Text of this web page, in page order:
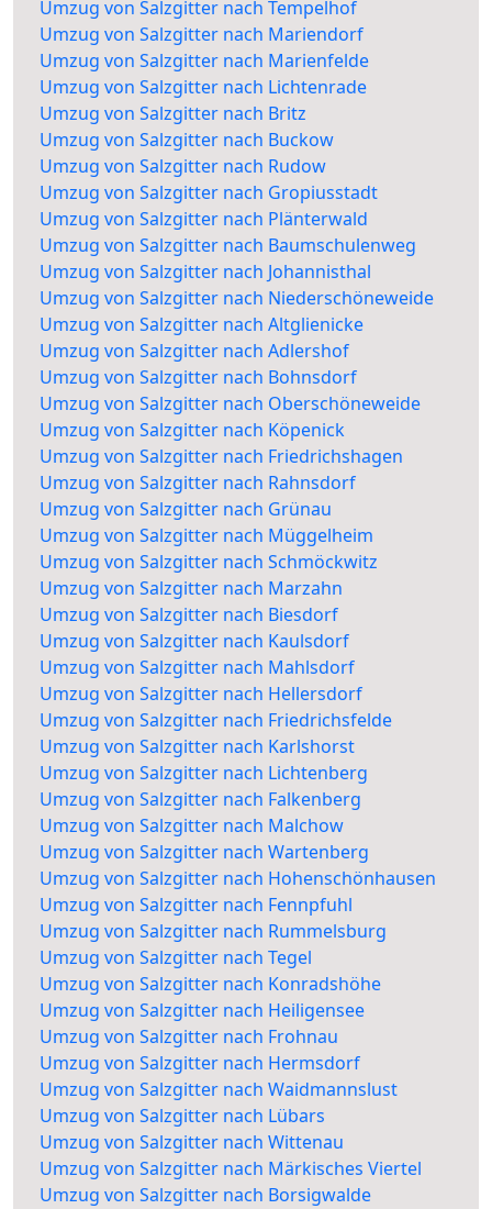
Umzug von Salzgitter nach Tempelhof
Umzug von Salzgitter nach Mariendorf
Umzug von Salzgitter nach Marienfelde
Umzug von Salzgitter nach Lichtenrade
Umzug von Salzgitter nach Britz
Umzug von Salzgitter nach Buckow
Umzug von Salzgitter nach Rudow
Umzug von Salzgitter nach Gropiusstadt
Umzug von Salzgitter nach Plänterwald
Umzug von Salzgitter nach Baumschulenweg
Umzug von Salzgitter nach Johannisthal
Umzug von Salzgitter nach Niederschöneweide
Umzug von Salzgitter nach Altglienicke
Umzug von Salzgitter nach Adlershof
Umzug von Salzgitter nach Bohnsdorf
Umzug von Salzgitter nach Oberschöneweide
Umzug von Salzgitter nach Köpenick
Umzug von Salzgitter nach Friedrichshagen
Umzug von Salzgitter nach Rahnsdorf
Umzug von Salzgitter nach Grünau
Umzug von Salzgitter nach Müggelheim
Umzug von Salzgitter nach Schmöckwitz
Umzug von Salzgitter nach Marzahn
Umzug von Salzgitter nach Biesdorf
Umzug von Salzgitter nach Kaulsdorf
Umzug von Salzgitter nach Mahlsdorf
Umzug von Salzgitter nach Hellersdorf
Umzug von Salzgitter nach Friedrichsfelde
Umzug von Salzgitter nach Karlshorst
Umzug von Salzgitter nach Lichtenberg
Umzug von Salzgitter nach Falkenberg
Umzug von Salzgitter nach Malchow
Umzug von Salzgitter nach Wartenberg
Umzug von Salzgitter nach Hohenschönhausen
Umzug von Salzgitter nach Fennpfuhl
Umzug von Salzgitter nach Rummelsburg
Umzug von Salzgitter nach Tegel
Umzug von Salzgitter nach Konradshöhe
Umzug von Salzgitter nach Heiligensee
Umzug von Salzgitter nach Frohnau
Umzug von Salzgitter nach Hermsdorf
Umzug von Salzgitter nach Waidmannslust
Umzug von Salzgitter nach Lübars
Umzug von Salzgitter nach Wittenau
Umzug von Salzgitter nach Märkisches Viertel
Umzug von Salzgitter nach Borsigwalde